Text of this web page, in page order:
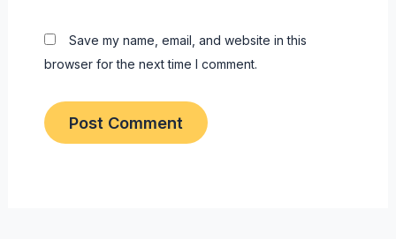
Save my name, email, and website in this
browser for the next time I comment.